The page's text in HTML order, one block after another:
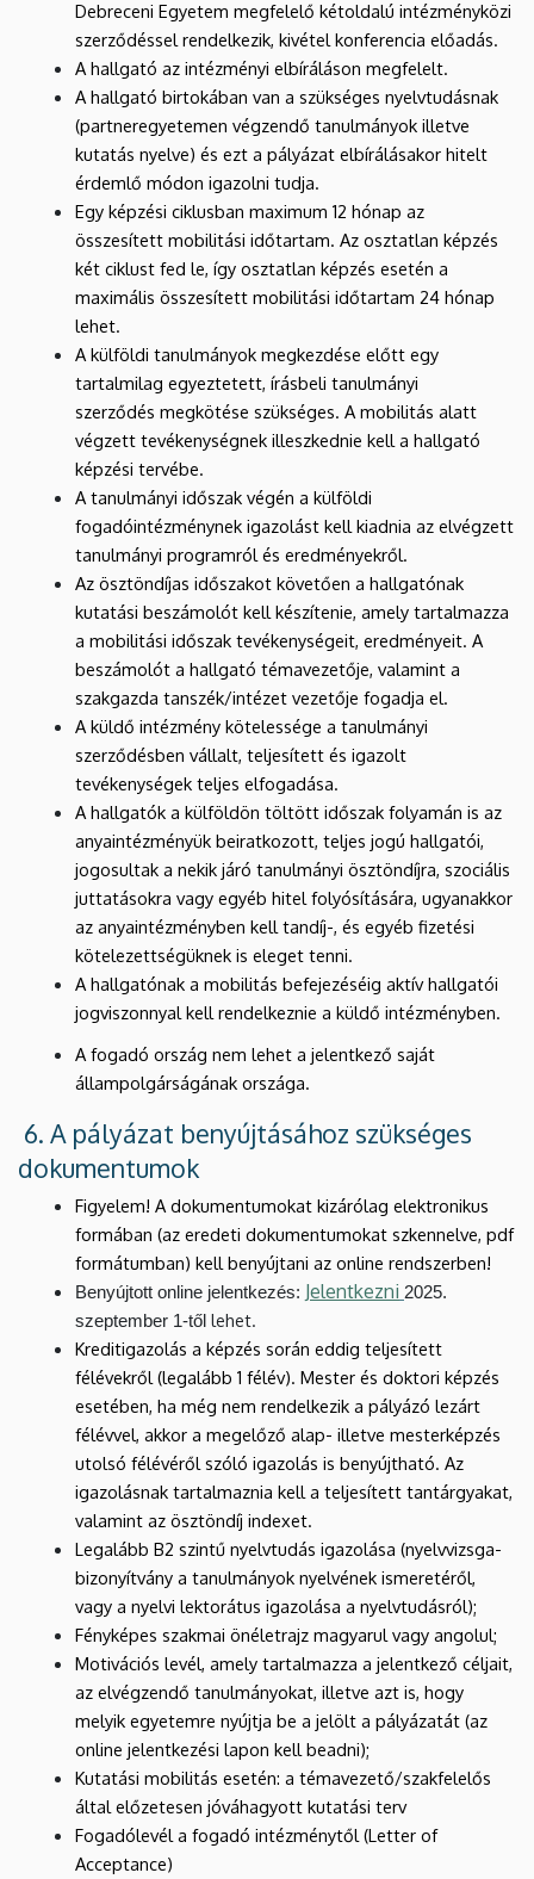
Debreceni Egyetem megfelelő kétoldalú intézményközi
szerződéssel rendelkezik, kivétel konferencia előadás.
A hallgató az intézményi elbíráláson megfelelt.
A hallgató birtokában van a szükséges nyelvtudásnak
(partneregyetemen végzendő tanulmányok illetve
kutatás nyelve) és ezt a pályázat elbírálásakor hitelt
érdemlő módon igazolni tudja.
Egy képzési ciklusban maximum 12 hónap az
összesített mobilitási időtartam. Az osztatlan képzés
két ciklust fed le, így osztatlan képzés esetén a
maximális összesített mobilitási időtartam 24 hónap
lehet.
A külföldi tanulmányok megkezdése előtt egy
tartalmilag egyeztetett, írásbeli tanulmányi
szerződés megkötése szükséges. A mobilitás alatt
végzett tevékenységnek illeszkednie kell a hallgató
képzési tervébe.
A tanulmányi időszak végén a külföldi
fogadóintézménynek igazolást kell kiadnia az elvégzett
tanulmányi programról és eredményekről.
Az ösztöndíjas időszakot követően a hallgatónak
kutatási beszámolót kell készítenie, amely tartalmazza
a mobilitási időszak tevékenységeit, eredményeit. A
beszámolót a hallgató témavezetője, valamint a
szakgazda tanszék/intézet vezetője fogadja el.
A küldő intézmény kötelessége a tanulmányi
szerződésben vállalt, teljesített és igazolt
tevékenységek teljes elfogadása.
A hallgatók a külföldön töltött időszak folyamán is az
anyaintézményük beiratkozott, teljes jogú hallgatói,
jogosultak a nekik járó tanulmányi ösztöndíjra, szociális
juttatásokra vagy egyéb hitel folyósítására, ugyanakkor
az anyaintézményben kell tandíj-, és egyéb fizetési
kötelezettségüknek is eleget tenni.
A hallgatónak a mobilitás befejezéséig aktív hallgatói
jogviszonnyal kell rendelkeznie a küldő intézményben.
A fogadó ország nem lehet a jelentkező saját
állampolgárságának országa.
6. A pályázat benyújtásához szükséges
dokumentumok
Figyelem! A dokumentumokat kizárólag elektronikus
formában (az eredeti dokumentumokat szkennelve, pdf
formátumban) kell benyújtani az online rendszerben!
Benyújtott online jelentkezés: Jelentkezni 2025.
szeptember 1-től lehet.
Kreditigazolás a képzés során eddig teljesített
félévekről (legalább 1 félév). Mester és doktori képzés
esetében, ha még nem rendelkezik a pályázó lezárt
félévvel, akkor a megelőző alap- illetve mesterképzés
utolsó félévéről szóló igazolás is benyújtható. Az
igazolásnak tartalmaznia kell a teljesített tantárgyakat,
valamint az ösztöndíj indexet.
Legalább B2 szintű nyelvtudás igazolása (nyelvvizsga-
bizonyítvány a tanulmányok nyelvének ismeretéről,
vagy a nyelvi lektorátus igazolása a nyelvtudásról);
Fényképes szakmai önéletrajz magyarul vagy angolul;
Motivációs levél, amely tartalmazza a jelentkező céljait,
az elvégzendő tanulmányokat, illetve azt is, hogy
melyik egyetemre nyújtja be a jelölt a pályázatát (az
online jelentkezési lapon kell beadni);
Kutatási mobilitás esetén: a témavezető/szakfelelős
által előzetesen jóváhagyott kutatási terv
Fogadólevél a fogadó intézménytől (Letter of
Acceptance)